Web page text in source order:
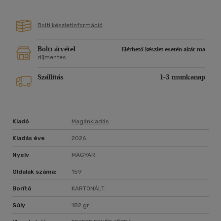
álmaink istennője.
Szerelem, fantázia, erotika - humorral, vággyal és jó adag
önkritikával.
Bolti készletinformáció
Bolti átvétel
Elérhető készlet esetén akár ma
díjmentes
Szállítás 1-3 munkanap
Kiadó Magánkiadás
Kiadás éve 2026
Nyelv MAGYAR
Oldalak száma: 159
Borító KARTONÁLT
Súly 182 gr